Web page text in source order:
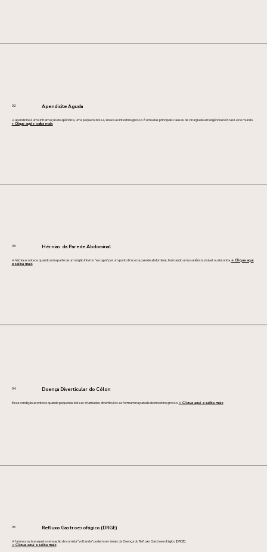
02 Apendicite Aguda
A apendicite é uma inflamação do apêndice, uma pequena bolsa, anexa ao intestino grosso. É uma das principais causas de cirurgia de emergência no Brasil e no mundo.
+ Clique aqui e saiba mais
03 Hérnias da Parede Abdominal
A hérnia acontece quando uma parte de um órgão interno “escapa” por um ponto fraco na parede abdominal, formando uma saliência visível ou dolorida.+ Clique aqui
e saiba mais
04 Doença Diverticular do Cólon
Essa condição acontece quando pequenas bolsas chamadas divertículos se formam na parede do intestino grosso.+ Clique aqui e saiba mais
05 Refluxo Gastroesofágico (DRGE)
A famosa azia e aquela sensação de comida “voltando” podem ser sinais da Doença do Refluxo Gastroesofágico (DRGE).
+ Clique aqui e saiba mais